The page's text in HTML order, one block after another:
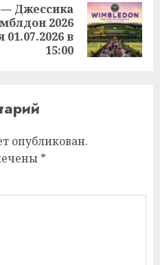
— Джессика
2026
в
15:00
опубликован.
*